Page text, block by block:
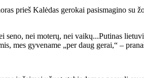
prieš Kalėdas gerokai pasismagino su
nei moterų, nei vaikų...Putinas
mes gyvename „per daug gerai,“ –